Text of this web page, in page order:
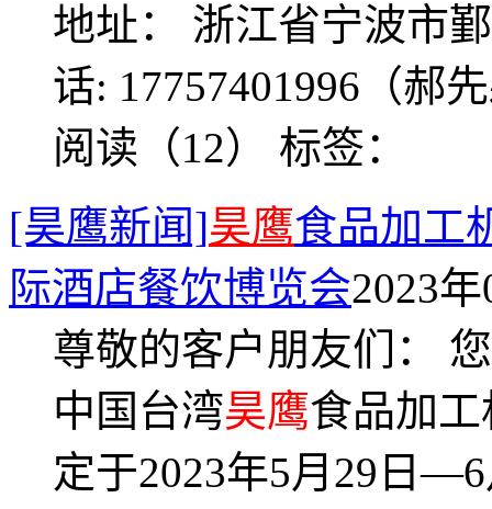
地址： 浙江省宁波市
话: 17757401996（郝
阅读（12） 标签：
[昊鹰新闻]昊鹰食品加工
际酒店餐饮博览会2023
尊敬的客户朋友们：
中国台湾昊鹰食品加
定于2023年5月29日